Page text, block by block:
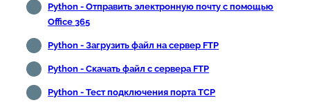
Python - Отправить электронную почту с помощью
Office 365
Python - Загрузить файл на сервер FTP
Python - Скачать файл с сервера FTP
Python - Тест подключения порта TCP